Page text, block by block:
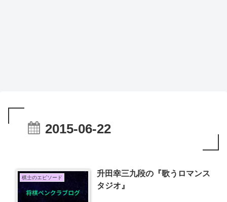
2015-06-22
棋士のエピソード
升田幸三九段の『歌うロマンス
タジオ』